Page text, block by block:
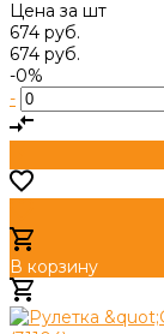
Цена за шт
674 руб.
674 руб.
-0%
-
В корзину